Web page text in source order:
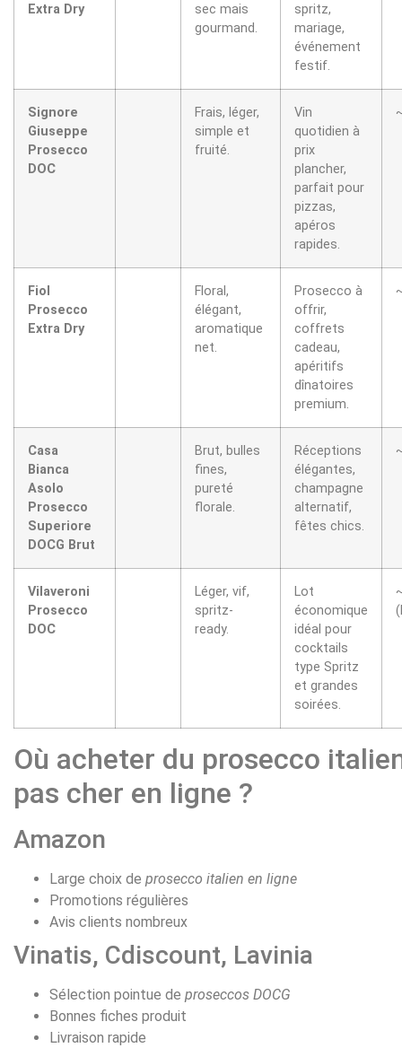
Extra Dry
sec mais
gourmand.
spritz,
mariage,
événement
festif.
Signore
Giuseppe
Prosecco
DOC
Frais, léger,
simple et
fruité.
Vin
quotidien à
prix
plancher,
parfait pour
pizzas,
apéros
rapides.
Fiol
Prosecco
Extra Dry
Floral,
élégant,
aromatique
net.
Prosecco à
offrir,
coffrets
cadeau,
apéritifs
dînatoires
premium.
Casa
Bianca
Asolo
Prosecco
Superiore
DOCG Brut
Brut, bulles
fines,
pureté
florale.
Réceptions
élégantes,
champagne
alternatif,
fêtes chics.
Vilaveroni
Prosecco
DOC
Léger, vif,
spritz-
ready.
Lot
économique
idéal pour
cocktails
type Spritz
et grandes
soirées.
Où acheter du prosecco
pas cher en ligne ?
Amazon
Large choix de prosecco italien en ligne
Promotions régulières
Avis clients nombreux
Vinatis, Cdiscount, Lavinia
Sélection pointue de proseccos DOCG
Bonnes fiches produit
Livraison rapide